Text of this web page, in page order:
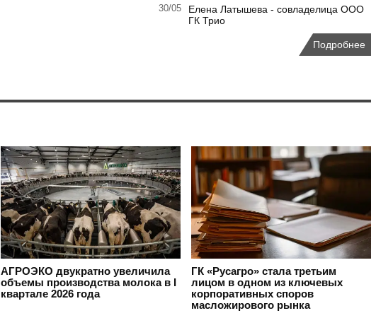
30/05
Елена Латышева - совладелица ООО
ГК Трио
Подробнее
АГРОЭКО двукратно увеличила
объемы производства молока в I
квартале 2026 года
ГК «Русагро» стала третьим
лицом в одном из ключевых
корпоративных споров
масложирового рынка